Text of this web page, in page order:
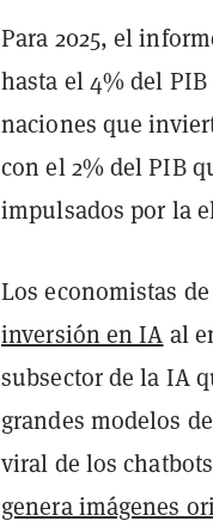
Para 2025, el
hasta el 4% del
naciones que
con el 2% del PIB
impulsados por la
Los economistas
inversión en IA al
subsector de la IA
grandes modelos
viral de los
genera imágenes